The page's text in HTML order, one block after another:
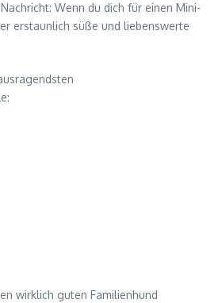
Wenn du dich für einen Mini-
erstaunlich süße und liebenswerte
wirklich guten Familienhund